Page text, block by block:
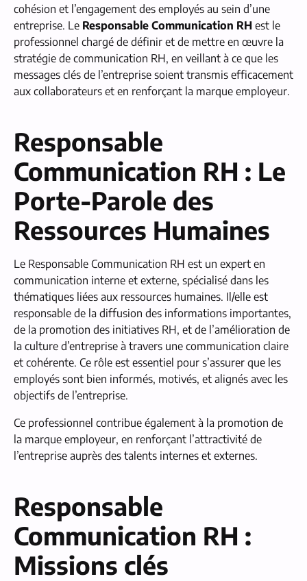
cohésion et l’engagement des employés au sein d’une
entreprise. Le Responsable Communication RH est le
professionnel chargé de définir et de mettre en œuvre la
stratégie de communication RH, en veillant à ce que les
messages clés de l’entreprise soient transmis efficacement
aux collaborateurs et en renforçant la marque employeur.
Responsable
Communication RH : Le
Porte-Parole des
Ressources Humaines
Le Responsable Communication RH est un expert en
communication interne et externe, spécialisé dans les
thématiques liées aux ressources humaines. Il/elle est
responsable de la diffusion des informations importantes,
de la promotion des initiatives RH, et de l’amélioration de
la culture d’entreprise à travers une communication claire
et cohérente. Ce rôle est essentiel pour s’assurer que les
employés sont bien informés, motivés, et alignés avec les
objectifs de l’entreprise.
Ce professionnel contribue également à la promotion de
la marque employeur, en renforçant l’attractivité de
l’entreprise auprès des talents internes et externes.
Responsable
Communication RH :
Missions clés